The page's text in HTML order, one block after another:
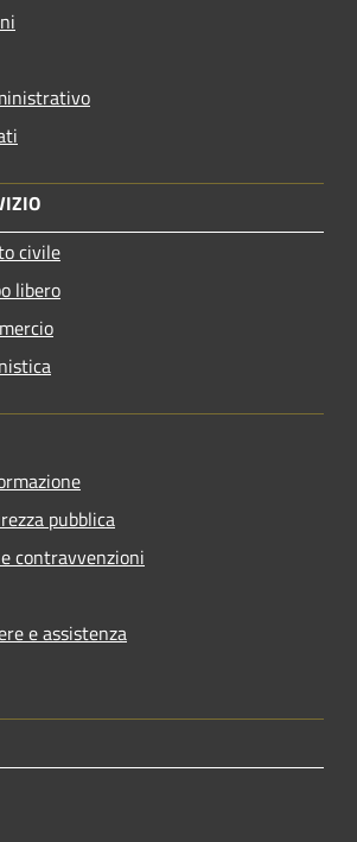
civile
libero
pubblica
contravvenzioni
e assistenza